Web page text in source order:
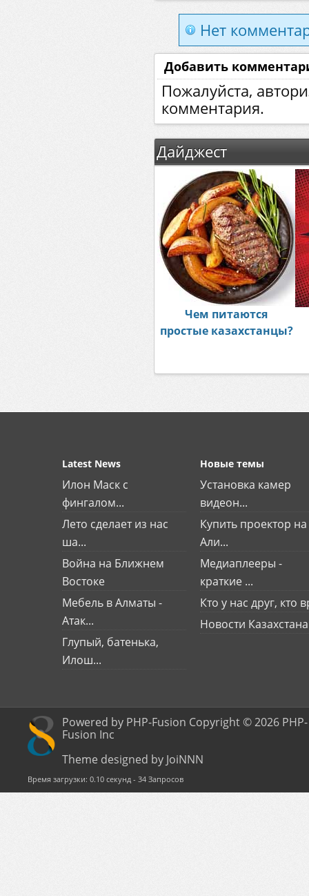
Нет
Добавить
Пожалуйста,
комментария.
Дайджест
Чем питаются
простые казахстанцы?
Latest News
Илон Маск с
фингалом...
Лето сделает из нас
ша...
Война на Ближнем
Востоке
Мебель в Алматы -
Атак...
Глупый, батенька,
Илош...
Новые темы
Установка камер
видеон...
Купить проектор на
Али...
Медиаплееры -
краткие ...
Кто у нас друг, кто
Новости Казахстана
Powered by PHP-Fusion Copyright © 2026 PHP-
Fusion Inc
Theme designed by JoiNNN
Время загрузки: 0.10 секунд - 34 Запросов